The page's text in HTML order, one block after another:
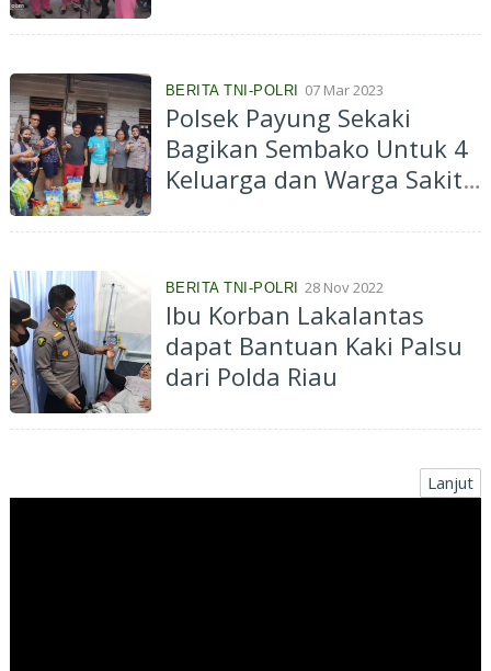
BERITA TNI-POLRI 07 Mar 2023
Polsek Payung Sekaki
Bagikan Sembako Untuk 4
Keluarga dan Warga Sakit
BERITA TNI-POLRI 28 Nov 2022
Ibu Korban Lakalantas
dapat Bantuan Kaki Palsu
dari Polda Riau
Lanjut